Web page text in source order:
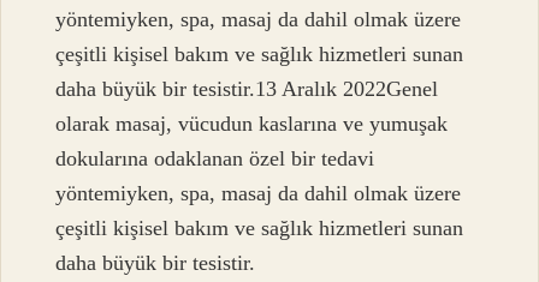
yöntemiyken, spa, masaj da dahil olmak üzere
çeşitli kişisel bakım ve sağlık hizmetleri sunan
daha büyük bir tesistir.13 Aralık 2022Genel
olarak masaj, vücudun kaslarına ve yumuşak
dokularına odaklanan özel bir tedavi
yöntemiyken, spa, masaj da dahil olmak üzere
çeşitli kişisel bakım ve sağlık hizmetleri sunan
daha büyük bir tesistir.